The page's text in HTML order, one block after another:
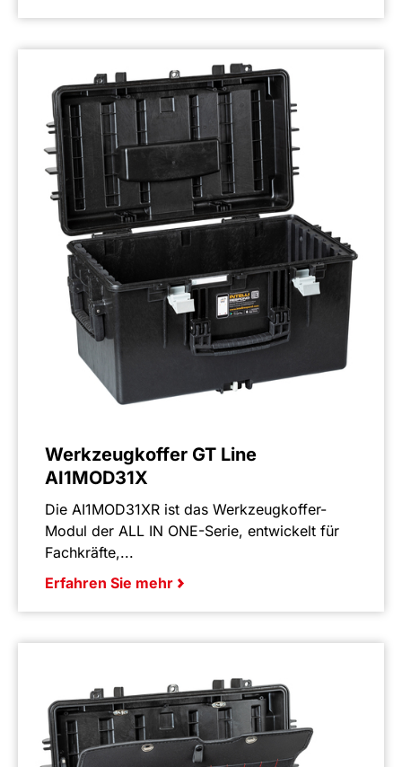
Werkzeugkoffer GT Line
AI1MOD31X
Die AI1MOD31XR ist das Werkzeugkoffer-
Modul der ALL IN ONE-Serie, entwickelt für
Fachkräfte,...
Erfahren Sie mehr